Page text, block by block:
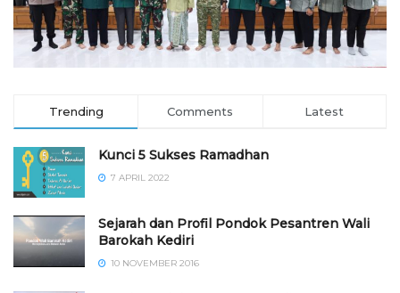
Trending Comments Latest
Kunci 5 Sukses Ramadhan
7 APRIL 2022
Sejarah dan Profil Pondok Pesantren Wali
Barokah Kediri
10 NOVEMBER 2016